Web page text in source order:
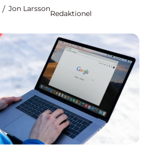
Jon Larsson
Redaktionel